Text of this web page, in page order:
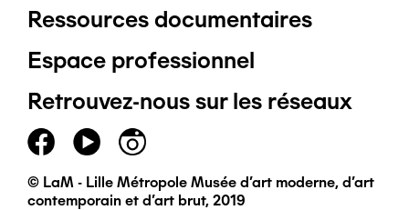
Pied
de
page
principal
Ressources documentaires
Espace professionnel
Retrouvez-nous sur les réseaux
© LaM - Lille Métropole Musée d'art moderne, d'art
contemporain et d'art brut, 2019